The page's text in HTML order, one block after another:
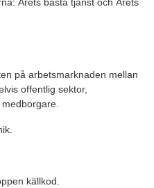
Årets bästa tjänst och Årets
på arbetsmarknaden mellan
offentlig sektor,
källkod.